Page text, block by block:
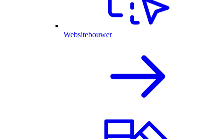
Websitebouwer